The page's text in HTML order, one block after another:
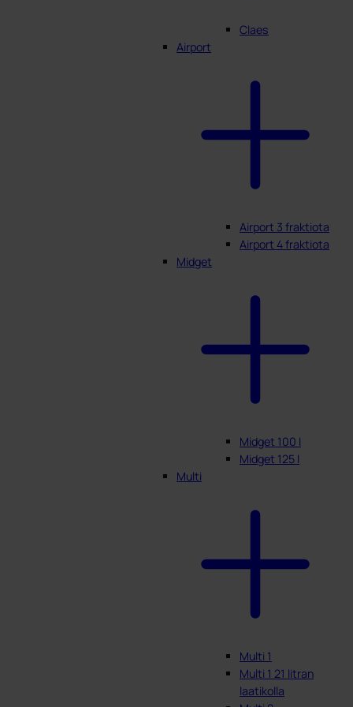
Claes
Airport
Airport 3 fraktiota
Airport 4 fraktiota
Midget
Midget 100 l
Midget 125 l
Multi
Multi 1
Multi 1 21 litran
laatikolla